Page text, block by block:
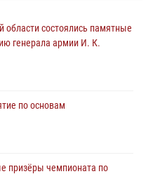
области состоялись памятные
генерала армии И. К.
по основам
призёры чемпионата по